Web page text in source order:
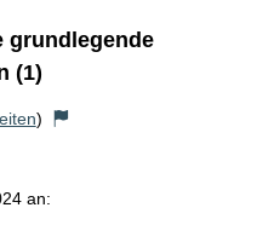
grundlegende
(1)
)
an: